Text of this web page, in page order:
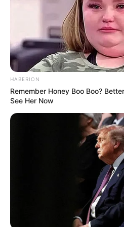
Спорт
Схеми
HABERION
Remember Honey Boo Boo?
See Her Now